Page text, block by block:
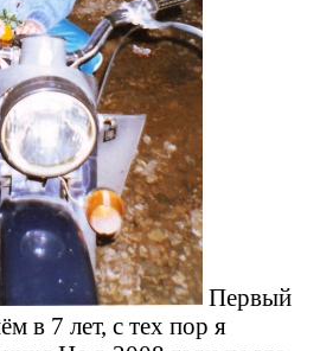
Первый
в 7 лет, с тех пор я